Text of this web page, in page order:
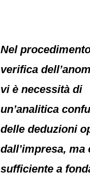
Nel
verifica
vi è necessità di
un’analitica
delle deduzioni
dall’impresa, ma
sufficiente a